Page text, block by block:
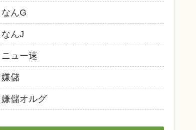
なんG
なんJ
ニュー速
嫌儲
嫌儲オルグ